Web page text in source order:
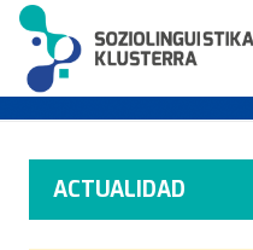
ACTUALIDAD